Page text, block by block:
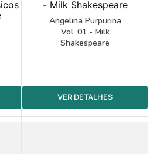
Angelina Purpurina
Vol. 01 - Milk
Shakespeare